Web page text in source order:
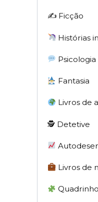
✍️ Ficção
Histórias
Psicologia
Fantasia
Livros de
🕵 Detetive
Livros de